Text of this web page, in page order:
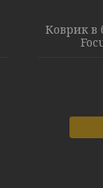
Коврик в